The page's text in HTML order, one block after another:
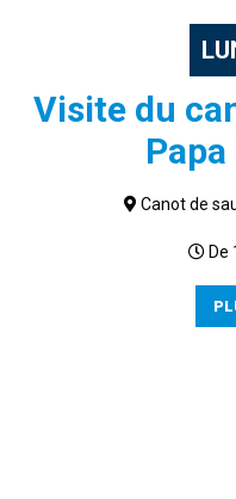
Visite du
Canot de
De